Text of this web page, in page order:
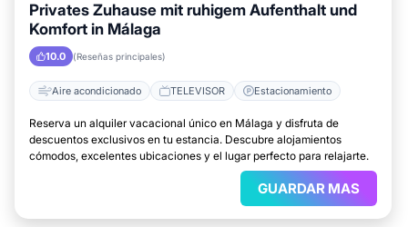
Privates Zuhause mit ruhigem Aufenthalt und
Komfort in Málaga
10.0 (Reseñas principales)
Aire acondicionado TELEVISOR Estacionamiento
Reserva un alquiler vacacional único en Málaga y disfruta de
descuentos exclusivos en tu estancia. Descubre alojamientos
cómodos, excelentes ubicaciones y el lugar perfecto para relajarte.
GUARDAR MAS